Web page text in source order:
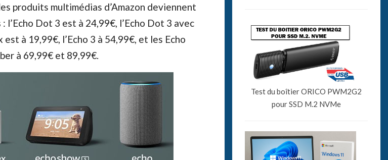
produits multimédias d’Amazon deviennent
l’Echo Dot 3 est à 24,99€, l’Echo Dot 3 avec
à 19,99€, l’Echo 3 à 54,99€, et les Echo
à 69,99€ et 89,99€.
Test du boîtier ORICO PWM2G2
pour SSD M.2 NVMe